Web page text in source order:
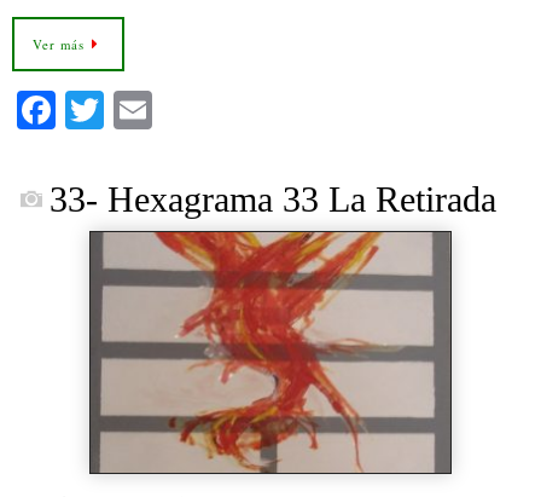
Ver más
Fa
bo
ok
T
tte
r
ail
33- Hexagrama 33 La Retirada